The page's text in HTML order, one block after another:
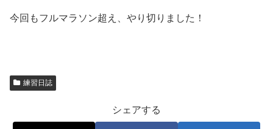
今回もフルマラソン超え、やり切りました！
練習日誌
シェアする